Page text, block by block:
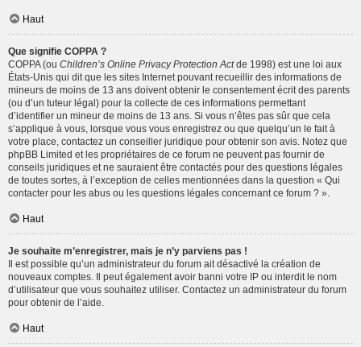
Haut
Que signifie COPPA ?
COPPA (ou Children’s Online Privacy Protection Actde 1998) est une loi aux
États-Unis qui dit que les sites Internet pouvant recueillir des informations de
mineurs de moins de 13 ans doivent obtenir le consentement écrit des parents
(ou d’un tuteur légal) pour la collecte de ces informations permettant
d’identifier un mineur de moins de 13 ans. Si vous n’êtes pas sûr que cela
s’applique à vous, lorsque vous vous enregistrez ou que quelqu’un le fait à
votre place, contactez un conseiller juridique pour obtenir son avis. Notez que
phpBB Limited et les propriétaires de ce forum ne peuvent pas fournir de
conseils juridiques et ne sauraient être contactés pour des questions légales
de toutes sortes, à l’exception de celles mentionnées dans la question « Qui
contacter pour les abus ou les questions légales concernant ce forum ? ».
Haut
Je souhaite m’enregistrer, mais je n’y parviens pas !
Il est possible qu’un administrateur du forum ait désactivé la création de
nouveaux comptes. Il peut également avoir banni votre IP ou interdit le nom
d’utilisateur que vous souhaitez utiliser. Contactez un administrateur du forum
pour obtenir de l’aide.
Haut